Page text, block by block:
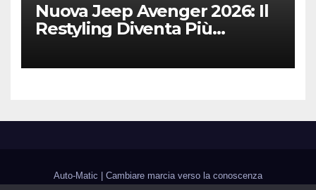
Nuova Jeep Avenger 2026: Il
Restyling Diventa Più
Fedele al DNA Off-Road
Auto-Matic Cambiare marcia verso la conoscenza